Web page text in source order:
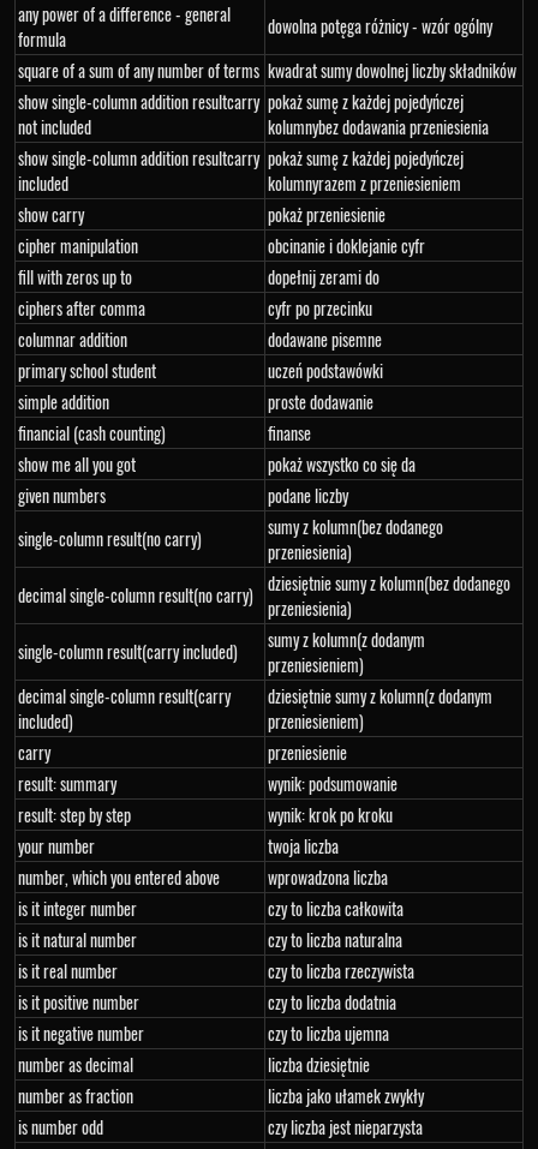
any power of a difference - general
formula
dowolna potęga różnicy - wzór ogólny
square of a sum of any number of terms kwadrat sumy dowolnej liczby składników
show single-column addition resultcarry
not included
pokaż sumę z każdej pojedyńczej
kolumnybez dodawania przeniesienia
show single-column addition resultcarry
included
pokaż sumę z każdej pojedyńczej
kolumnyrazem z przeniesieniem
show carry
pokaż przeniesienie
cipher manipulation
obcinanie i doklejanie cyfr
fill with zeros up to
dopełnij zerami do
ciphers after comma
cyfr po przecinku
columnar addition
dodawane pisemne
primary school student
uczeń podstawówki
simple addition
proste dodawanie
financial (cash counting)
finanse
show me all you got
pokaż wszystko co się da
given numbers
podane liczby
single-column result(no carry)
sumy z kolumn(bez dodanego
przeniesienia)
decimal single-column result(no carry) dziesiętnie sumy z kolumn(bez dodanego
przeniesienia)
single-column result(carry included)
sumy z kolumn(z dodanym
przeniesieniem)
decimal single-column result(carry
included)
dziesiętnie sumy z kolumn(z dodanym
przeniesieniem)
carry
przeniesienie
result: summary
wynik: podsumowanie
result: step by step
wynik: krok po kroku
your number
twoja liczba
number, which you entered above
wprowadzona liczba
is it integer number
czy to liczba całkowita
is it natural number
czy to liczba naturalna
is it real number
czy to liczba rzeczywista
is it positive number
czy to liczba dodatnia
is it negative number
czy to liczba ujemna
number as decimal
liczba dziesiętnie
number as fraction
liczba jako ułamek zwykły
is number odd
czy liczba jest nieparzysta